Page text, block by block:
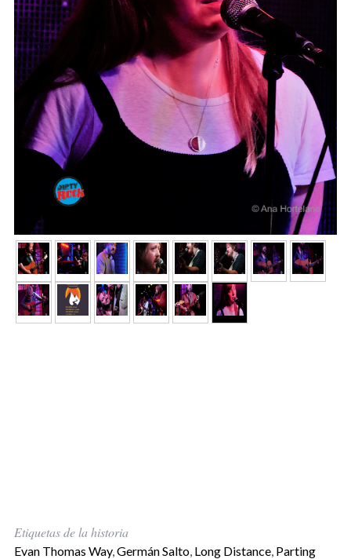
Etiquetas de la historia
Evan Thomas Way, Germán Salto, Long Distance, Parting